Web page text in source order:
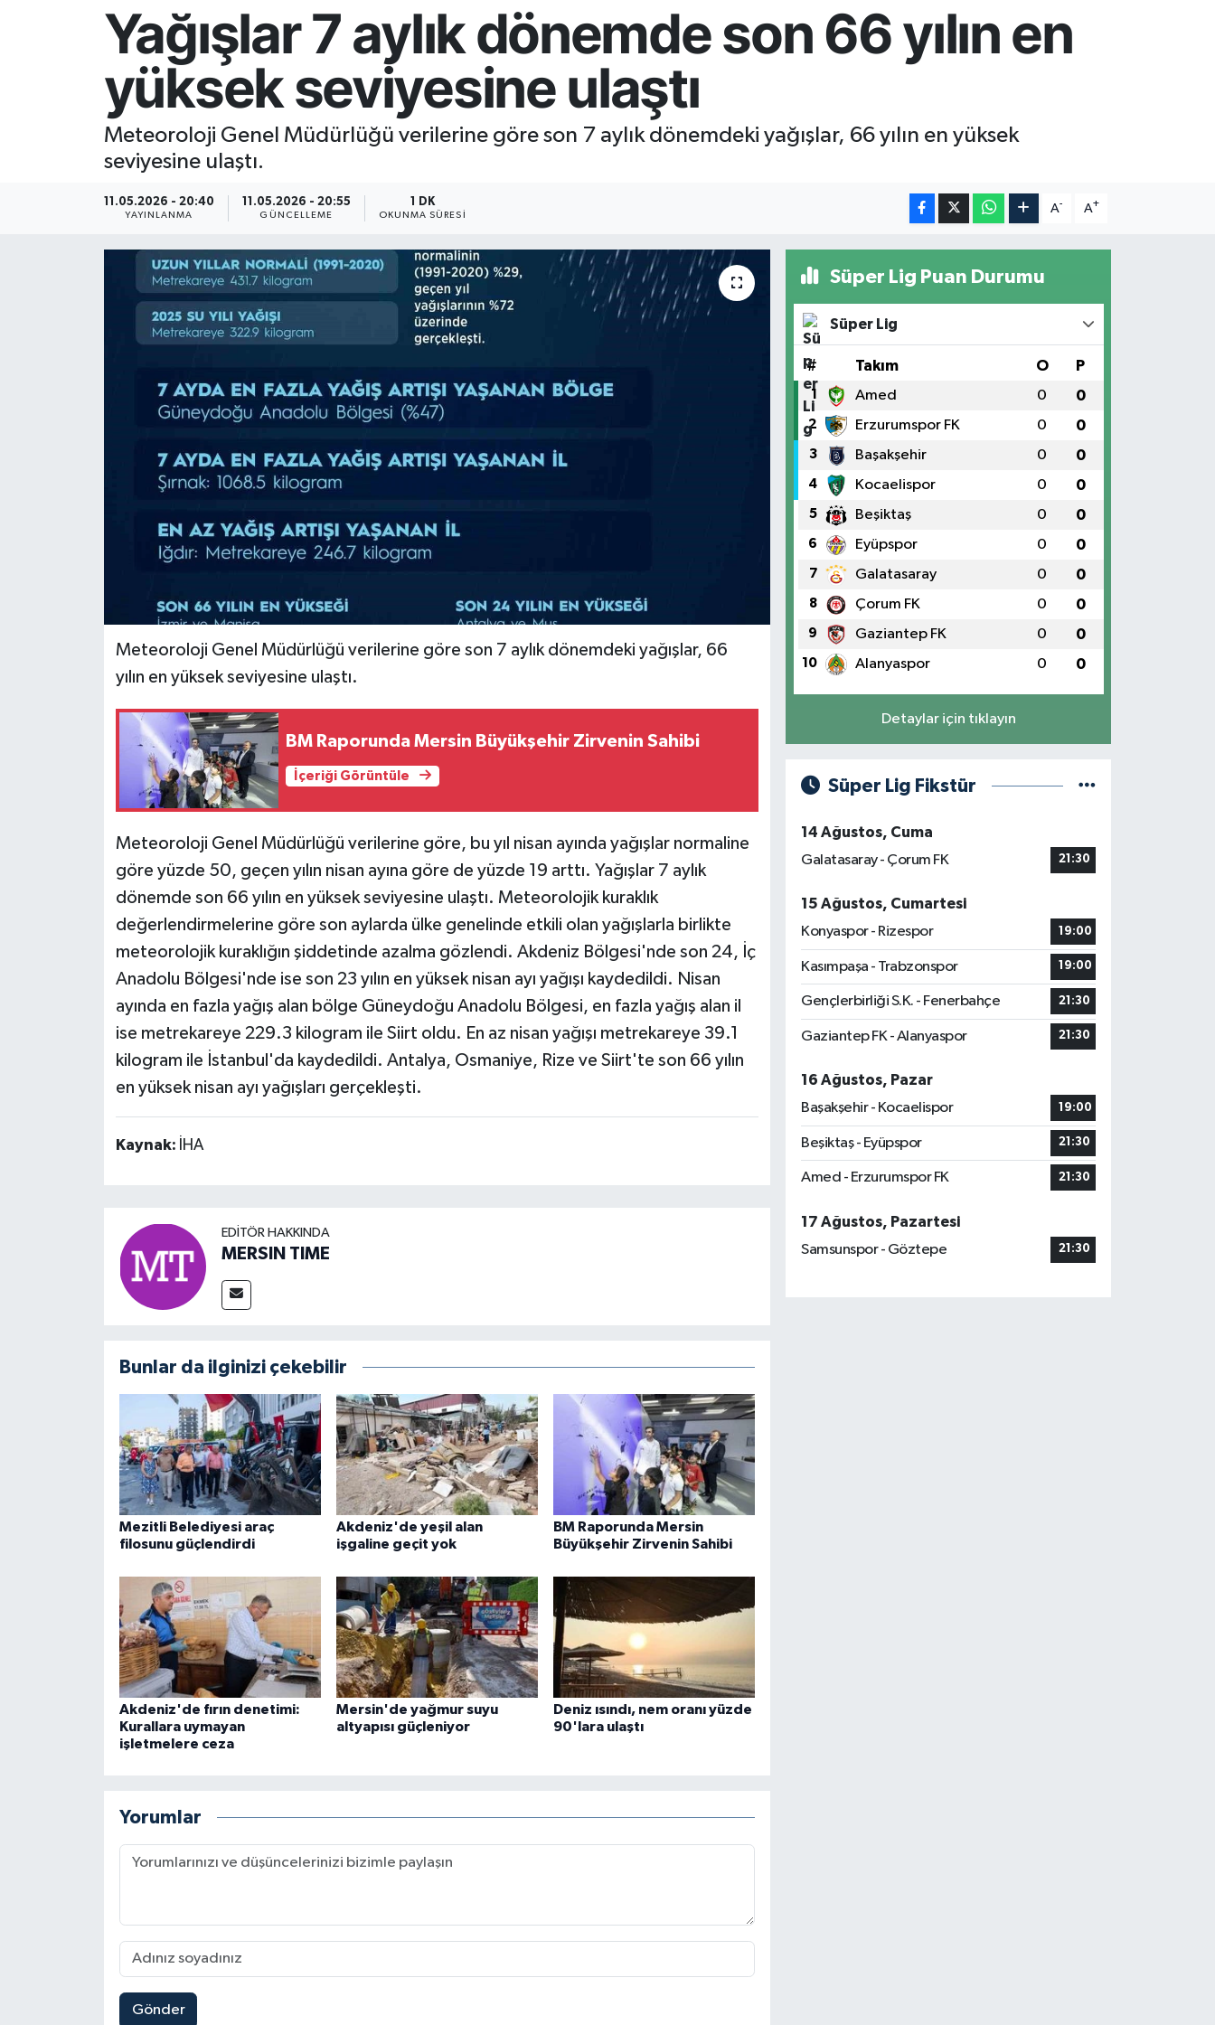
Yağışlar 7 aylık dönemde son 66 yılın en
yüksek seviyesine ulaştı
Meteoroloji Genel Müdürlüğü verilerine göre son 7 aylık dönemdeki yağışlar, 66 yılın en yüksek
seviyesine ulaştı.
11.05.2026 - 20:40
YAYINLANMA
11.05.2026 - 20:55
GÜNCELLEME
1 DK
OKUNMA SÜRESI
A- A+
Meteoroloji Genel Müdürlüğü verilerine göre son 7 aylık dönemdeki yağışlar, 66
yılın en yüksek seviyesine ulaştı.
BM Raporunda Mersin Büyükşehir Zirvenin Sahibi
İçeriği Görüntüle
Meteoroloji Genel Müdürlüğü verilerine göre, bu yıl nisan ayında yağışlar normaline
göre yüzde 50, geçen yılın nisan ayına göre de yüzde 19 arttı. Yağışlar 7 aylık
dönemde son 66 yılın en yüksek seviyesine ulaştı. Meteorolojik kuraklık
değerlendirmelerine göre son aylarda ülke genelinde etkili olan yağışlarla birlikte
meteorolojik kuraklığın şiddetinde azalma gözlendi. Akdeniz Bölgesi'nde son 24, İç
Anadolu Bölgesi'nde ise son 23 yılın en yüksek nisan ayı yağışı kaydedildi. Nisan
ayında en fazla yağış alan bölge Güneydoğu Anadolu Bölgesi, en fazla yağış alan il
ise metrekareye 229.3 kilogram ile Siirt oldu. En az nisan yağışı metrekareye 39.1
kilogram ile İstanbul'da kaydedildi. Antalya, Osmaniye, Rize ve Siirt'te son 66 yılın
en yüksek nisan ayı yağışları gerçekleşti.
Kaynak: İHA
EDITÖR HAKKINDA
MERSIN TIME
Bunlar da ilginizi çekebilir
Mezitli Belediyesi araç
filosunu güçlendirdi
Akdeniz'de yeşil alan
işgaline geçit yok
BM Raporunda Mersin
Büyükşehir Zirvenin Sahibi
Akdeniz'de fırın denetimi:
Kurallara uymayan
işletmelere ceza
Mersin'de yağmur suyu
altyapısı güçleniyor
Deniz ısındı, nem oranı yüzde
90'lara ulaştı
Yorumlar
Gönder
Süper Lig Puan Durumu
Süper Lig
# Takım O P
1 Amed 0 0
2 Erzurumspor FK 0 0
3 Başakşehir 0 0
4 Kocaelispor 0 0
5 Beşiktaş 0 0
6 Eyüpspor 0 0
7 Galatasaray 0 0
8 Çorum FK 0 0
9 Gaziantep FK 0 0
10 Alanyaspor 0 0
Detaylar için tıklayın
Süper Lig Fikstür
14 Ağustos, Cuma
Galatasaray - Çorum FK
21:30
15 Ağustos, Cumartesi
Konyaspor - Rizespor
19:00
Kasımpaşa - Trabzonspor 19:00
Gençlerbirliği S.K. - Fenerbahçe 21:30
Gaziantep FK - Alanyaspor 21:30
16 Ağustos, Pazar
Başakşehir - Kocaelispor
19:00
Beşiktaş - Eyüpspor 21:30
Amed - Erzurumspor FK 21:30
17 Ağustos, Pazartesi
Samsunspor - Göztepe
21:30
Resmi İlan